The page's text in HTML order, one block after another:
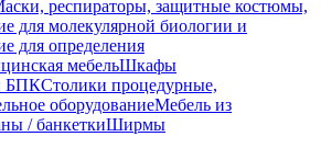
респираторы, защитные костюмы,
для молекулярной биологии и
для определения
мебельШкафы
БПКСтолики процедурные,
оборудованиеМебель из
/ банкеткиШирмы